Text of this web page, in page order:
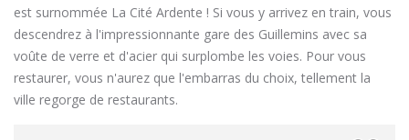
est surnommée La Cité Ardente ! Si vous y arrivez en train, vous
descendrez à l'impressionnante gare des Guillemins avec sa
voûte de verre et d'acier qui surplombe les voies. Pour vous
restaurer, vous n'aurez que l'embarras du choix, tellement la
ville regorge de restaurants.